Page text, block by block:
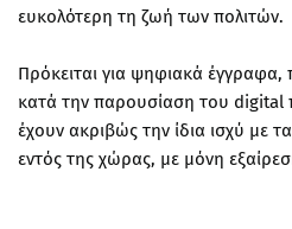
ευκολότερη τη ζωή των πολιτών.
Πρόκειται για ψηφιακά έγγραφα,
κατά την παρουσίαση του digital
έχουν ακριβώς την ίδια ισχύ με
εντός της χώρας, με μόνη